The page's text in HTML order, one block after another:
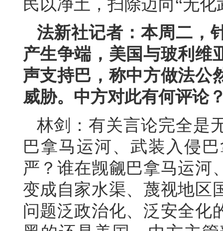
民以净土，扫除迈向“无
法新社记者：本周二，
产生争端，美国与玻利维
声支持巴，称中方做法公
威胁。中方对此有何评论
林剑：有关言论完全是
巴拿马运河、武装入侵
严？谁在觊觎巴拿马运河
变成自家水渠、蔑视地区
问题泛政治化、泛安全化